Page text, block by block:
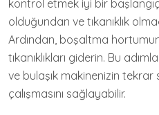
kontrol etmek iyi bir
olduğundan ve tıkanıklık
Ardından, boşaltma
tıkanıklıkları giderin. Bu
ve bulaşık makinenizin
çalışmasını sağlayabilir.